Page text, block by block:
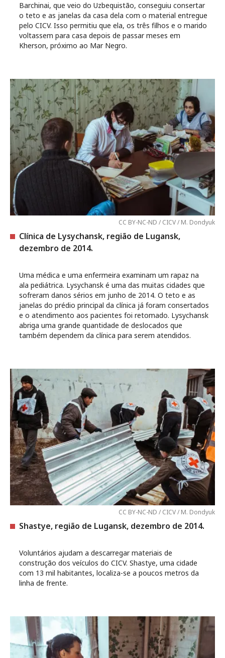
Barchinai, que veio do Uzbequistão, conseguiu consertar
o teto e as janelas da casa dela com o material entregue
pelo CICV. Isso permitiu que ela, os três filhos e o marido
voltassem para casa depois de passar meses em
Kherson, próximo ao Mar Negro.
CC BY-NC-ND / CICV / M. Dondyuk
Clínica de Lysychansk, região de Lugansk,
dezembro de 2014.
Uma médica e uma enfermeira examinam um rapaz na
ala pediátrica. Lysychansk é uma das muitas cidades que
sofreram danos sérios em junho de 2014. O teto e as
janelas do prédio principal da clínica já foram consertados
e o atendimento aos pacientes foi retomado. Lysychansk
abriga uma grande quantidade de deslocados que
também dependem da clínica para serem atendidos.
CC BY-NC-ND / CICV / M. Dondyuk
Shastye, região de Lugansk, dezembro de 2014.
Voluntários ajudam a descarregar materiais de
construção dos veículos do CICV. Shastye, uma cidade
com 13 mil habitantes, localiza-se a poucos metros da
linha de frente.